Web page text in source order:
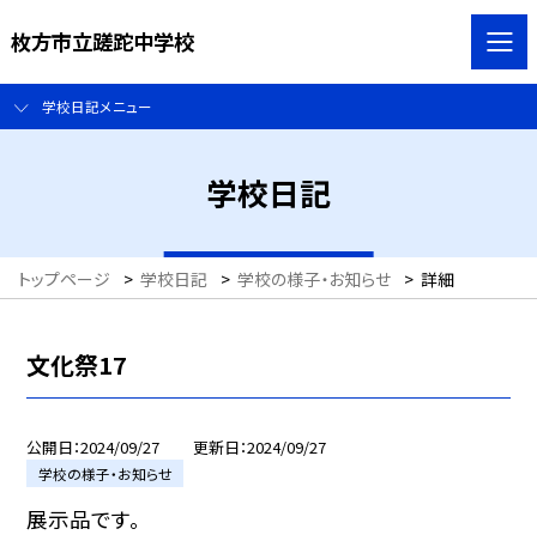
枚方市立蹉跎中学校
学校日記メニュー
学校日記
トップページ > 学校日記 > 学校の様子・お知らせ > 詳細
文化祭17
公開日 2024/09/27 更新日 2024/09/27
学校の様子・お知らせ
展示品です。